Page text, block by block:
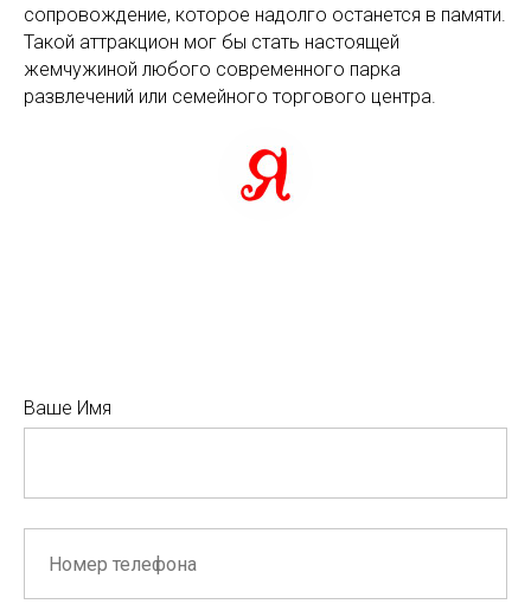
сопровождение, которое надолго останется в памяти.
Такой аттракцион мог бы стать настоящей
жемчужиной любого современного парка
развлечений или семейного торгового центра.
Ваше Имя